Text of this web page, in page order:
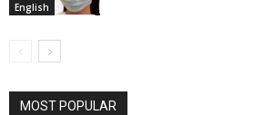
English
MOST POPULAR